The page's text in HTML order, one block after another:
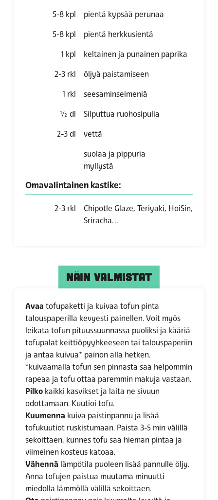
5-8 kpl pientä kypsää perunaa
5-8 kpl pientä herkkusientä
1 kpl keltainen ja punainen paprika
2-3 rkl öljyä paistamiseen
1 rkl seesaminseimeniä
½ dl Silputtua ruohosipulia
2-3 dl vettä
suolaa ja pippuria
myllystä
Omavalintainen kastike:
2-3 rkl
Chipotle Glaze, Teriyaki, HoiSin,
Sriracha…
NÄIN VALMISTAT
Avaa tofupaketti ja kuivaa tofun pinta
talouspaperilla kevyesti painellen. Voit myös
leikata tofun pituussuunnassa puoliksi ja kääriä
tofupalat keittiöpyyhkeeseen tai talouspaperiin
ja antaa kuivua* painon alla hetken.
*kuivaamalla tofun sen pinnasta saa helpommin
rapeaa ja tofu ottaa paremmin makuja vastaan.
Pilko kaikki kasvikset ja laita ne sivuun
odottamaan. Kuutioi tofu.
Kuumenna kuiva paistinpannu ja lisää
tofukuutiot ruskistumaan. Paista 3-5 min välillä
sekoittaen, kunnes tofu saa hieman pintaa ja
viimeinen kosteus katoaa.
Vähennä lämpötila puoleen lisää pannulle öljy.
Anna tofujen paistua muutama minuutti
miedolla lämmöllä välillä sekoittaen.